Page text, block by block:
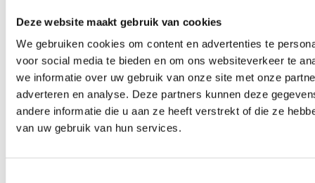
Deze website maakt gebruik van cookies
We gebruiken cookies om content en advertenties te
voor social media te bieden en om ons websiteverkeer te
we informatie over uw gebruik van onze site met onze
adverteren en analyse. Deze partners kunnen deze
andere informatie die u aan ze heeft verstrekt of die ze
van uw gebruik van hun services.